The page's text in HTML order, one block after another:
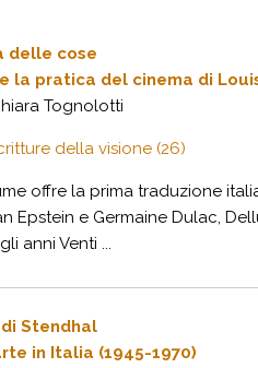
delle cose
la pratica del cinema di
Tognolotti
della visione (26)
offre la prima traduzione
Epstein e Germaine Dulac,
anni Venti ...
Stendhal
in Italia (1945-1970)